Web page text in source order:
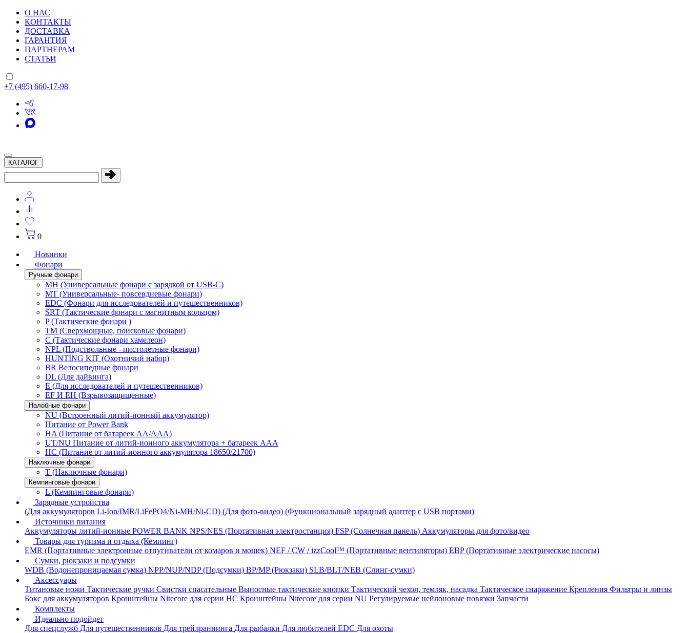
О НАС
КОНТАКТЫ
ДОСТАВКА
ГАРАНТИЯ
ПАРТНЕРАМ
СТАТЬИ
+7 (495) 660-17-98
КАТАЛОГ
0
Новинки
Фонари
Ручные фонари
MH (Универсальные фонари с зарядкой от USB-C)
MT (Универсальные- повсевдневые фонари)
EDC (Фонари для исследователей и путешественников)
SRT (Тактические фонари с магнитным кольцом)
P (Тактические фонари )
TM (Сверхмощные, поисковые фонари)
C (Тактические фонари хамелеон)
NPL (Подствольные - пистолетные фонари)
HUNTING KIT (Охотничий набор)
BR Велосипедные фонари
DL (Для дайвинга)
E (Для исследователей и путешественников)
EF И EH (Взрывозащищенные)
Налобные фонари
NU (Встроенный литий-ионный аккумулятор)
Питание от Power Bank
HA (Питание от батареек AA/AAA)
UT/NU Питание от литий-ионного аккумулятора + батареек AAA
HC (Питание от литий-ионного аккумулятора 18650/21700)
Наключные фонари
T (Наключные фонари)
Кемпинговые фонари
L (Кемпинговые фонари)
Зарядные устройства
(Для аккумуляторов Li-Ion/IMR/LiFePO4/Ni-MH/Ni-CD) (Для фото-видео) (Функциональный зарядный адаптер с USB портами)
Источники питания
Аккумуляторы литий-ионные POWER BANK NPS/NES (Портативная электростанция) FSP (Солнечная панель) Аккумуляторы для фото/видео
Товары для туризма и отдыха (Кемпинг)
EMR (Портативные электронные отпугиватели от комаров и мошек) NEF / CW / izzCool™ (Портативные вентиляторы) EBP (Портативные электрические насосы)
Сумки, рюкзаки и подсумки
WDB (Водонепроницаемая сумка) NPP/NUP/NDP (Подсумки) BP/MP (Рюкзаки) SLB/BLT/NEB (Слинг-сумки)
Аксессуары
Титановые ножи Тактические ручки Свистки спасательные Выносные тактические кнопки Тактический чехол, темляк, насадка Тактическое снаряжение Крепления Фильтры и линзы
Бокс для аккумуляторов Кронштейны Nitecore для серии HС Кронштейны Nitecore для серии NU Регулируемые нейлоновые повязки Запчасти
Комплекты
Идеально подойдет
Для спецслужб Для путешественников Для трейлраннинга Для рыбалки Для любителей EDC Для охоты